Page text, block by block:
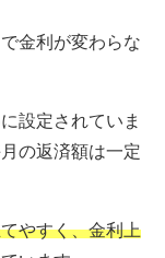
金利が変わらな
設定されていま
の返済額は一定
やすく、金利上